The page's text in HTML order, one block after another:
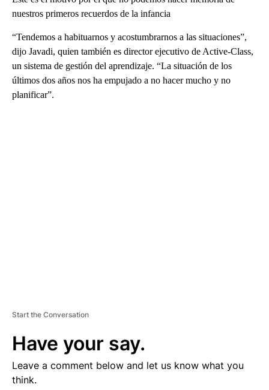
nuestros primeros recuerdos de la infancia
“Tendemos a habituarnos y acostumbrarnos a las situaciones”,
dijo Javadi, quien también es director ejecutivo de Active-Class,
un sistema de gestión del aprendizaje. “La situación de los
últimos dos años nos ha empujado a no hacer mucho y no
planificar”.
Start the Conversation
Have your say.
Leave a comment below and let us know what you
think.